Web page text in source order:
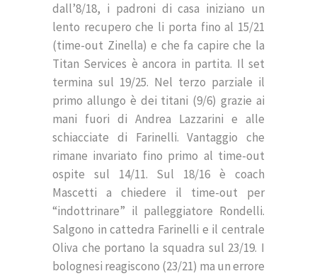
dall’8/18, i padroni di casa iniziano un
lento recupero che li porta fino al 15/21
(time-out Zinella) e che fa capire che la
Titan Services è ancora in partita. Il set
termina sul 19/25. Nel terzo parziale il
primo allungo è dei titani (9/6) grazie ai
mani fuori di Andrea Lazzarini e alle
schiacciate di Farinelli. Vantaggio che
rimane invariato fino primo al time-out
ospite sul 14/11. Sul 18/16 è coach
Mascetti a chiedere il time-out per
“indottrinare” il palleggiatore Rondelli.
Salgono in cattedra Farinelli e il centrale
Oliva che portano la squadra sul 23/19. I
bolognesi reagiscono (23/21) ma un errore